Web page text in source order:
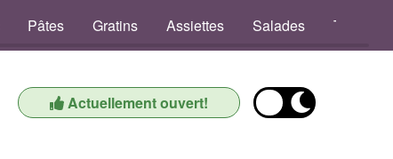
Pâtes Gratins Assiettes Salades Tex Mex
Actuellement ouvert!